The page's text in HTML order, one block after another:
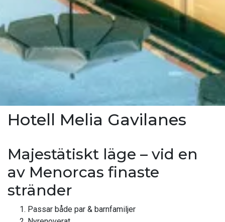
Hotell Melia Gavilanes
Majestätiskt läge – vid en
av Menorcas finaste
stränder
Passar både par & barnfamiljer